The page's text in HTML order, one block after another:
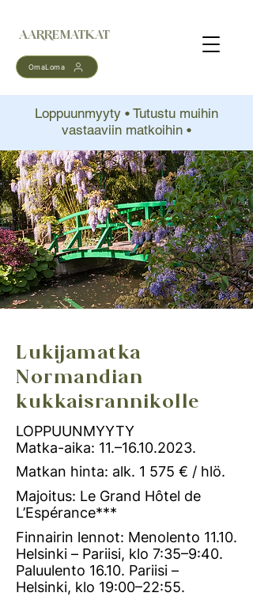
OmaLoma
AARREMATKAT
Loppuunmyyty • Tutustu muihin
vastaaviin matkoihin •
Lukijamatka
Normandian
kukkaisrannikolle
LOPPUUNMYYTY
Matka-aika: 11.–16.10.2023.
Matkan hinta: alk. 1 575 € / hlö.
Majoitus: Le Grand Hôtel de
L’Espérance***
Finnairin lennot: Menolento 11.10.
Helsinki – Pariisi, klo 7:35–9:40.
Paluulento 16.10. Pariisi –
Helsinki, klo 19:00–22:55.